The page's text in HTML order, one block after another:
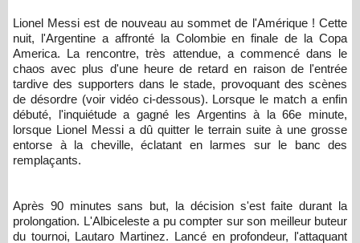
Lionel Messi est de nouveau au sommet de l'Amérique ! Cette
nuit, l'Argentine a affronté la Colombie en finale de la Copa
America. La rencontre, très attendue, a commencé dans le
chaos avec plus d'une heure de retard en raison de l'entrée
tardive des supporters dans le stade, provoquant des scènes
de désordre (voir vidéo ci-dessous). Lorsque le match a enfin
débuté, l'inquiétude a gagné les Argentins à la 66e minute,
lorsque Lionel Messi a dû quitter le terrain suite à une grosse
entorse à la cheville, éclatant en larmes sur le banc des
remplaçants.
Après 90 minutes sans but, la décision s'est faite durant la
prolongation. L'Albiceleste a pu compter sur son meilleur buteur
du tournoi, Lautaro Martinez. Lancé en profondeur, l'attaquant